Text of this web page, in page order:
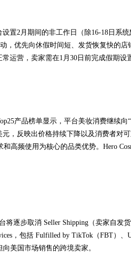
置2月期间的非工作日（除16-18日系
优先向休假时间短、发货恢复快的
运营，卖家需在1月30日前完成假期设
产品榜单显示，平台美妆消费继续向
，反映出价格持续下降以及消费者对
频使用为核心的品类优势。Hero
逐步取消 Seller Shipping（卖家自发
，包括 Fulfilled by TikTok（FBT）、
美国市场销售的跨境卖家。